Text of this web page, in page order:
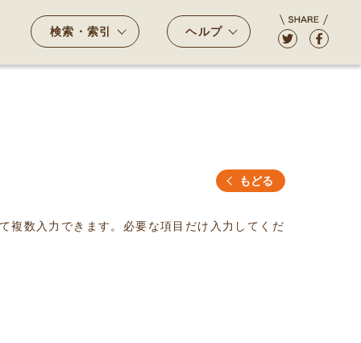
検索・索引 ヘルプ
もどる
複数入力できます。必要な項目だけ入力してくだ